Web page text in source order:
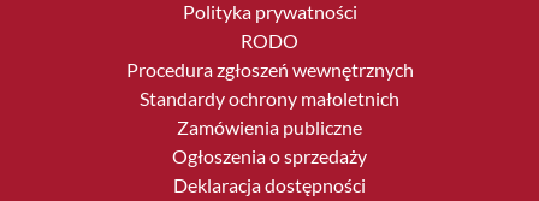
Polityka prywatności
RODO
Procedura zgłoszeń wewnętrznych
Standardy ochrony małoletnich
Zamówienia publiczne
Ogłoszenia o sprzedaży
Deklaracja dostępności